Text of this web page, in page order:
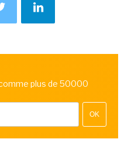
plus de 50000
OK